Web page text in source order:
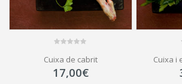
out
5
Cuixa de cabrit
17,00€
Cuixa i